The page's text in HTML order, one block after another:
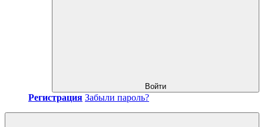
Войти
Регистрация Забыли пароль?